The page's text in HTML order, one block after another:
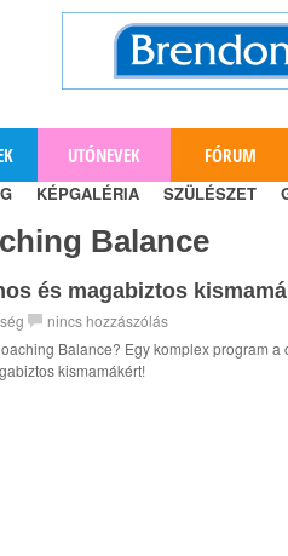
UTÓNEVEK FÓRUM
KÉPGALÉRIA SZÜLÉSZET
Balance
és magabiztos
nincs hozzászólás
Balance? Egy komplex program a
kismamákért!